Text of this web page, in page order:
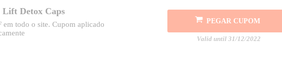
Lift Detox Caps
em todo o site. Cupom aplicado
PEGAR CUPOM
Valid until 31/12/2022